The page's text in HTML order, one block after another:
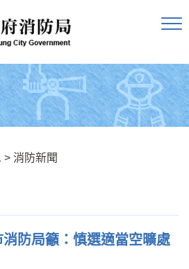
> 消防新聞
防局籲：慎選適當空曠處